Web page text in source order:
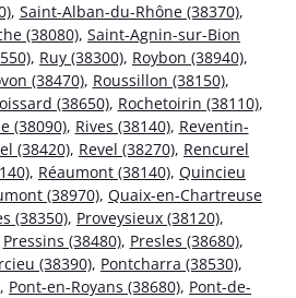
, Saint-Alban-du-Rhône (38370),
(38080), Saint-Agnin-sur-Bion
, Ruy (38300), Roybon (38940),
(38470), Roussillon (38150),
(38650), Rochetoirin (38110),
(38090), Rives (38140), Reventin-
(38420), Revel (38270), Rencurel
, Réaumont (38140), Quincieu
(38970), Quaix-en-Chartreuse
(38350), Proveysieux (38120),
Pressins (38480), Presles (38680),
(38390), Pontcharra (38530),
, Pont-en-Royans (38680), Pont-de-